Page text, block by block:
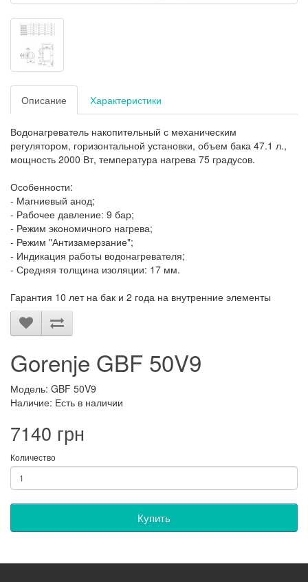
Описание Характеристики
Водонагреватель накопительный с механическим
регулятором, горизонтальной установки, объем бака 47.1 л.,
мощность 2000 Вт, температура нагрева 75 градусов.
Особенности:
- Магниевый анод;
- Рабочее давление: 9 бар;
- Режим экономичного нагрева;
- Режим "Антизамерзание";
- Индикация работы водонагревателя;
- Средняя толщина изоляции: 17 мм.
Гарантия 10 лет на бак и 2 года на внутренние элементы
Gorenje GBF 50V9
Модель: GBF 50V9
Наличие: Есть в наличии
7140 грн
Количество
Купить